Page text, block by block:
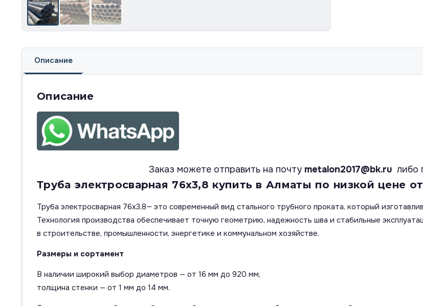
Описание
Описание
Заказ можете отправить на почту metalon2017@bk.ruлибо
Труба электросварная 76х3,8 купить в Алматы по низкой цене
Труба электросварная 76х3,8— это современный вид стального трубного проката, который
Технология производства обеспечивает точную геометрию, надежность шва и стабильные
в строительстве, промышленности, энергетике и коммунальном хозяйстве.
Размеры и сортамент
В наличии широкий выбор диаметров — от 16 мм до 920 мм,
толщина стенки — от 1 мм до 14 мм.